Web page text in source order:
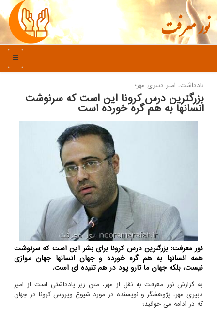
نور معرفت
منو
یادداشت، امیر دبیری مهر؛
بزرگترین درس كرونا این است كه سرنوشت
انسانها به هم گره خورده است
نور معرفت: بزرگترین درس كرونا برای بشر این است كه سرنوشت
همه انسانها به هم گره خورده و جهان انسانها جهان موازی
نیست، بلكه جهان ما تارو پود در هم تنیده ای است.
به گزارش نور معرفت به نقل از مهر، متن زیر یادداشتی است از امیر
دبیری مهر، پژوهشگر و نویسنده در مورد شیوع ویروس كرونا در جهان
كه در ادامه می خوانید؛